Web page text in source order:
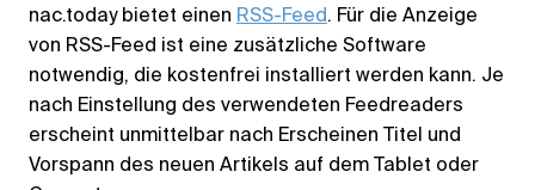
nac.today bietet einen RSS-Feed. Für die Anzeige
von RSS-Feed ist eine zusätzliche Software
notwendig, die kostenfrei installiert werden kann. Je
nach Einstellung des verwendeten Feedreaders
erscheint unmittelbar nach Erscheinen Titel und
Vorspann des neuen Artikels auf dem Tablet oder